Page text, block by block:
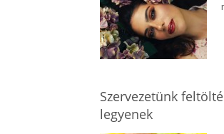
Szervezetünk
legyenek